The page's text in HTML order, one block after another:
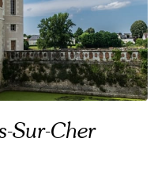
Sur-Cher